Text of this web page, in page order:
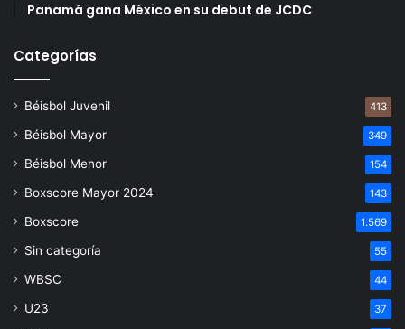
Panamá gana México en su debut de JCDC
Categorías
Béisbol Juvenil 413
Béisbol Mayor 349
Béisbol Menor 154
Boxscore Mayor 2024 143
Boxscore 1.569
Sin categoría 55
WBSC 44
U23 37